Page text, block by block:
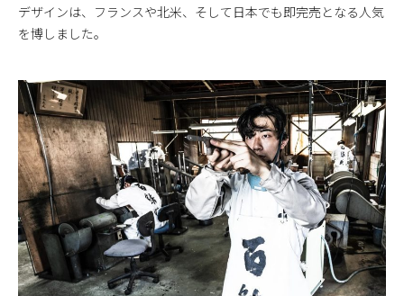
デザインは、フランスや北米、そして日本でも即完売となる人気
を博しました。